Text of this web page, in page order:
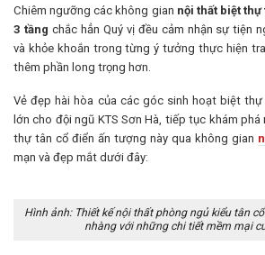
Chiêm ngưỡng các không gian nội thất biệt
3 tầng chắc hẳn Quý vị đều cảm nhận sự tiện
và khỏe khoắn trong từng ý tưởng thực hiện
thêm phần long trọng hơn.
Vẻ đẹp hài hòa của các góc sinh hoạt biệt
lớn cho đội ngũ KTS Sơn Hà, tiếp tục khám
thự tân cổ điển ấn tượng này qua không gian
mạn và đẹp mắt dưới đây:
Hình ảnh: Thiết kế nội thất phòng ngủ kiểu tân
nhàng với những chi tiết mềm mại